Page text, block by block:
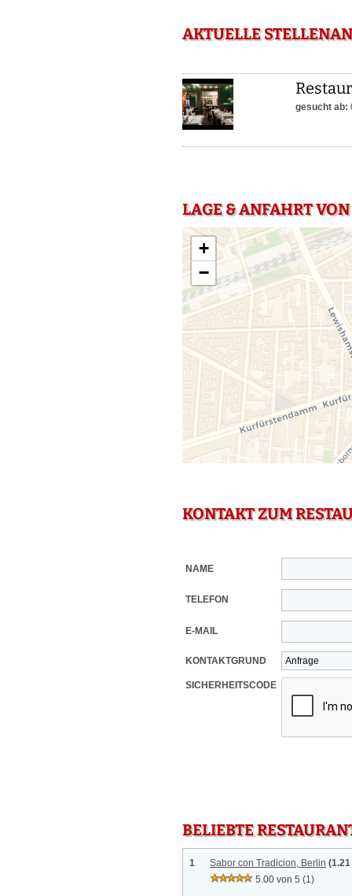
AKTUELLE
gesucht ab:
LAGE & ANFAHRT
+
−
KONTAKT ZUM
NAME
TELEFON
E-MAIL
KONTAKTGRUND
SICHERHEITSCODE
BELIEBTE
1 Sabor con Tradicion, Berlin
5.00 von 5 (1)